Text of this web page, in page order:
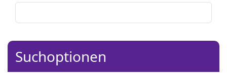
Suchoptionen